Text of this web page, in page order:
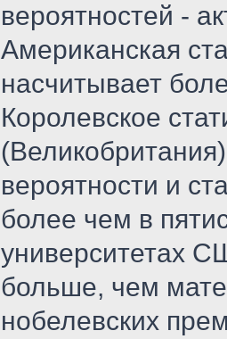
вероятностей -
Американская
насчитывает
Королевское
вероятности и
более чем в
университетах
больше, чем
нобелевских